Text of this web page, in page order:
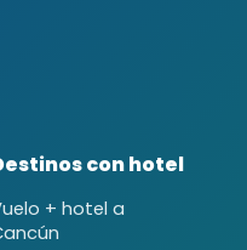
con hotel
+ hotel a